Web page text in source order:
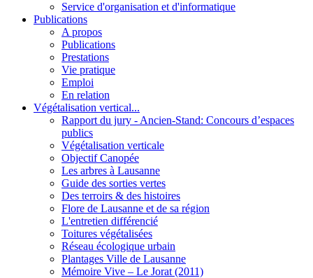
Service d'organisation et d'informatique
Publications
A propos
Publications
Prestations
Vie pratique
Emploi
En relation
Végétalisation vertical...
Rapport du jury - Ancien-Stand: Concours d’espaces
publics
Végétalisation verticale
Objectif Canopée
Les arbres à Lausanne
Guide des sorties vertes
Des terroirs & des histoires
Flore de Lausanne et de sa région
L'entretien différencié
Toitures végétalisées
Réseau écologique urbain
Plantages Ville de Lausanne
Mémoire Vive – Le Jorat (2011)